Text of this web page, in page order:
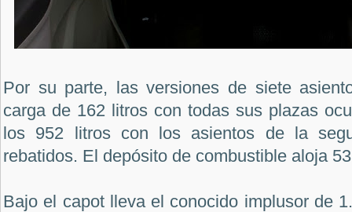
Por su parte, las versiones de siete
carga de 162 litros con todas sus plazas
los 952 litros con los asientos de la
rebatidos. El depósito de combustible aloja
Bajo el capot lleva el conocido implusor de